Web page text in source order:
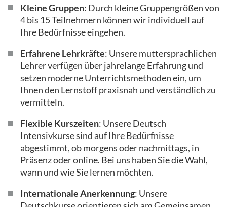
Kleine Gruppen: Durch kleine Gruppengrößen von
4 bis 15 Teilnehmern können wir individuell auf
Ihre Bedürfnisse eingehen.
Erfahrene Lehrkräfte: Unsere muttersprachlichen
Lehrer verfügen über jahrelange Erfahrung und
setzen moderne Unterrichtsmethoden ein, um
Ihnen den Lernstoff praxisnah und verständlich zu
vermitteln.
Flexible Kurszeiten: Unsere Deutsch
Intensivkurse sind auf Ihre Bedürfnisse
abgestimmt, ob morgens oder nachmittags, in
Präsenz oder online. Bei uns haben Sie die Wahl,
wann und wie Sie lernen möchten.
Internationale Anerkennung: Unsere